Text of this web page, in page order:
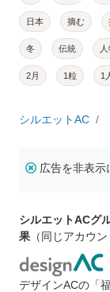
日本 摘む
冬 伝統
2月 1粒 1
シルエットAC
広告を非表示
シルエットACグ
果 （同じアカウ
デザインACの「